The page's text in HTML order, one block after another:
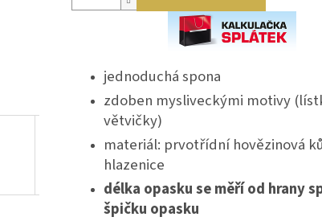
jednoduchá spona
zdoben mysliveckými motivy
větvičky)
materiál: prvotřídní hovězinová
hlazenice
délka opasku se měří od hrany
špičku opasku